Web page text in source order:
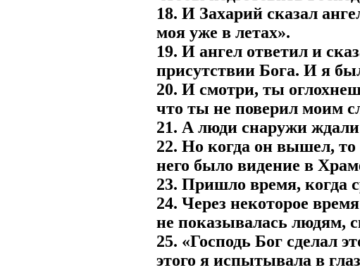
18. И Захарий сказал
моя уже в летах».
19. И ангел ответил и
присутствии Бога. И я
20. И смотри, ты
что ты не поверил моим
21. А люди снаружи
22. Но когда он вышел, то
него было видение в
23. Пришло время, когда
24. Через некоторое
не показывалась людям,
25. «Господь Бог сделал
этого я испытывала в